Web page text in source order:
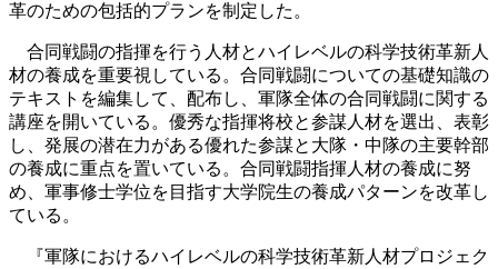
革のための包括的プランを制定した。
合同戦闘の指揮を行う人材とハイレベルの科学技術革新人
材の養成を重要視している。合同戦闘についての基礎知識の
テキストを編集して、配布し、軍隊全体の合同戦闘に関する
講座を開いている。優秀な指揮将校と参謀人材を選出、表彰
し、発展の潜在力がある優れた参謀と大隊・中隊の主要幹部
の養成に重点を置いている。合同戦闘指揮人材の養成に努
め、軍事修士学位を目指す大学院生の養成パターンを改革し
ている。
『軍隊におけるハイレベルの科学技術革新人材プロジェク